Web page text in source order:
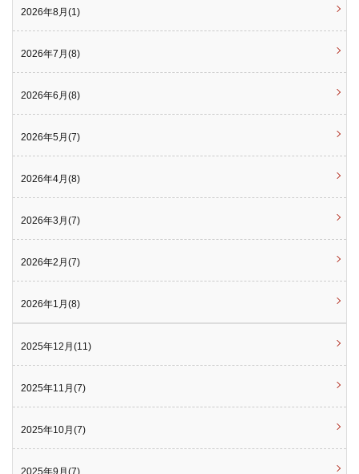
2026年8月(1)
2026年7月(8)
2026年6月(8)
2026年5月(7)
2026年4月(8)
2026年3月(7)
2026年2月(7)
2026年1月(8)
2025年12月(11)
2025年11月(7)
2025年10月(7)
2025年9月(7)